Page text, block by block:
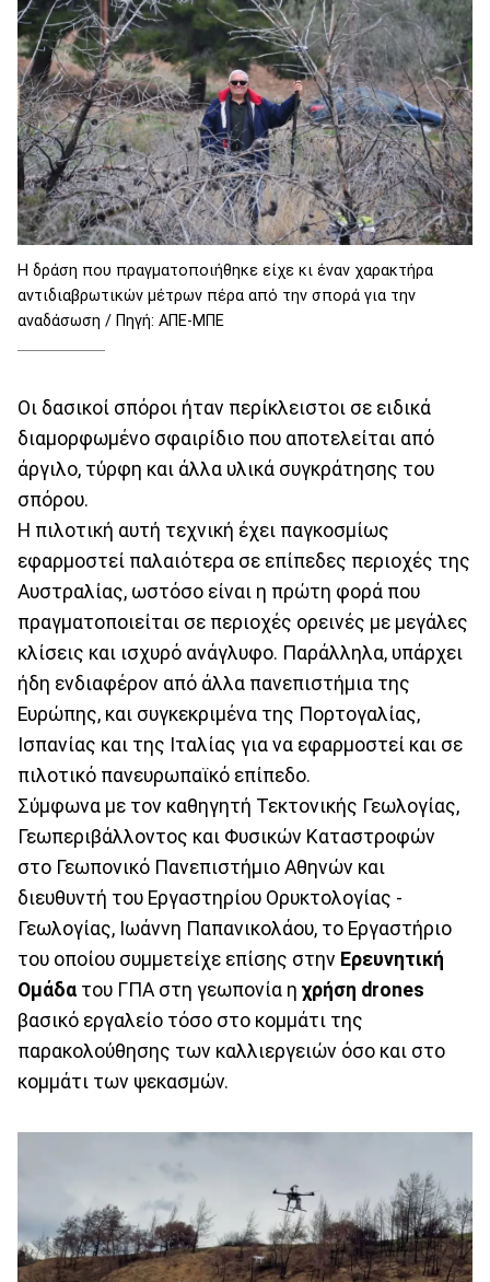
Η δράση που πραγματοποιήθηκε είχε κι έναν χαρακτήρα
αντιδιαβρωτικών μέτρων πέρα από την σπορά για την
αναδάσωση / Πηγή: ΑΠΕ-ΜΠΕ
Οι δασικοί σπόροι ήταν περίκλειστοι σε ειδικά
διαμορφωμένο σφαιρίδιο που αποτελείται από
άργιλο, τύρφη και άλλα υλικά συγκράτησης του
σπόρου.
Η πιλοτική αυτή τεχνική έχει παγκοσμίως
εφαρμοστεί παλαιότερα σε επίπεδες περιοχές της
Αυστραλίας, ωστόσο είναι η πρώτη φορά που
πραγματοποιείται σε περιοχές ορεινές με μεγάλες
κλίσεις και ισχυρό ανάγλυφο. Παράλληλα, υπάρχει
ήδη ενδιαφέρον από άλλα πανεπιστήμια της
Ευρώπης, και συγκεκριμένα της Πορτογαλίας,
Ισπανίας και της Ιταλίας για να εφαρμοστεί και σε
πιλοτικό πανευρωπαϊκό επίπεδο.
Σύμφωνα με τον καθηγητή Τεκτονικής Γεωλογίας,
Γεωπεριβάλλοντος και Φυσικών Καταστροφών
στο Γεωπονικό Πανεπιστήμιο Αθηνών και
διευθυντή του Εργαστηρίου Ορυκτολογίας -
Γεωλογίας, Ιωάννη Παπανικολάου, το Εργαστήριο
του οποίου συμμετείχε επίσης στην Ερευνητική
Ομάδα του ΓΠΑ στη γεωπονία η χρήση drones
βασικό εργαλείο τόσο στο κομμάτι της
παρακολούθησης των καλλιεργειών όσο και στο
κομμάτι των ψεκασμών.